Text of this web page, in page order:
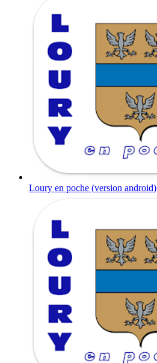
Loury en poche (version android)